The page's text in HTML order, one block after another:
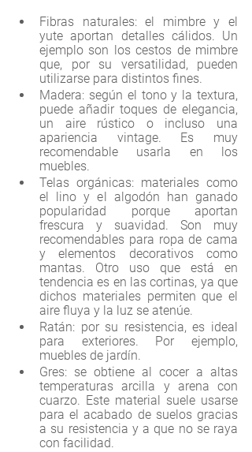
Fibras naturales: el mimbre y el
yute aportan detalles cálidos. Un
ejemplo son los cestos de mimbre
que, por su versatilidad, pueden
utilizarse para distintos fines.
Madera: según el tono y la textura,
puede añadir toques de elegancia,
un aire rústico o incluso una
apariencia vintage. Es muy
recomendable usarla en los
muebles.
Telas orgánicas: materiales como
el lino y el algodón han ganado
popularidad porque aportan
frescura y suavidad. Son muy
recomendables para ropa de cama
y elementos decorativos como
mantas. Otro uso que está en
tendencia es en las cortinas, ya que
dichos materiales permiten que el
aire fluya y la luz se atenúe.
Ratán: por su resistencia, es ideal
para exteriores. Por ejemplo,
muebles de jardín.
Gres: se obtiene al cocer a altas
temperaturas arcilla y arena con
cuarzo. Este material suele usarse
para el acabado de suelos gracias
a su resistencia y a que no se raya
con facilidad.